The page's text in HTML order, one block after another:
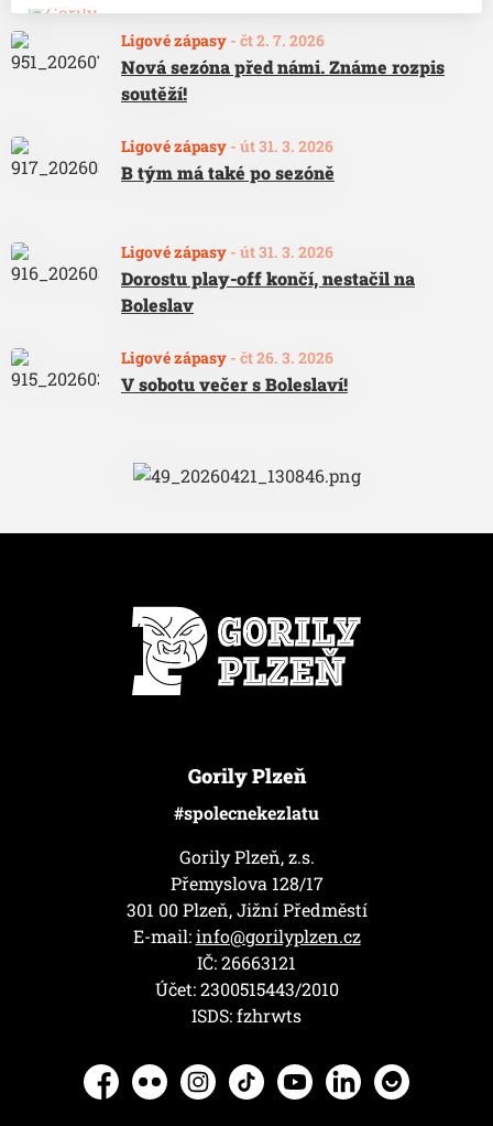
Ligové zápasy - čt 2. 7. 2026
Nová sezóna před námi. Známe rozpis
soutěží!
Ligové zápasy - út 31. 3. 2026
B tým má také po sezóně
Ligové zápasy - út 31. 3. 2026
Dorostu play-off končí, nestačil na
Boleslav
Ligové zápasy - čt 26. 3. 2026
V sobotu večer s Boleslaví!
Gorily Plzeň
#spolecnekezlatu
Gorily Plzeň, z.s.
Přemyslova 128/17
301 00 Plzeň, Jižní Předměstí
E-mail:info@gorilyplzen.cz
IČ: 26663121
Účet: 2300515443/2010
ISDS: fzhrwts
Facebook
Flickr Instagram
TikTokYouTubeLinkedInHerohero